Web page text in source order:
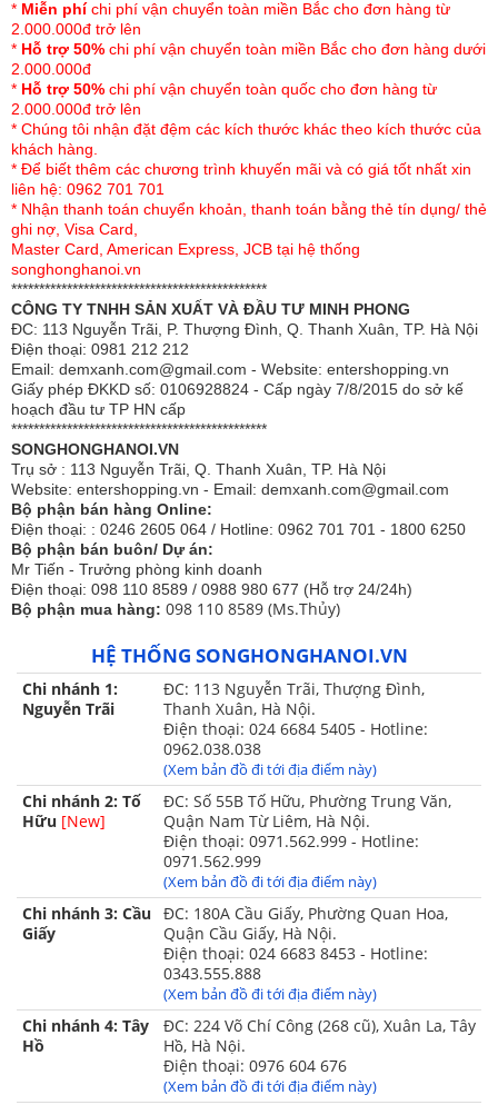
Lưới võng Ban Mai khung Vip cán thép rộng 50cm
Tham khảo thêm các sản phẩm lưới võng khác tại đây
* Miễn phíchi phí vận chuyển toàn miền Bắc cho đơn hàng từ
2.000.000đ trở lên
* Hỗ trợ 50% chi phí vận chuyển toàn miền Bắc cho đơn hàng dưới
2.000.000đ
* Hỗ trợ 50% chi phí vận chuyển toàn quốc cho đơn hàng từ
2.000.000đ trở lên
* Chúng tôi nhận đặt đệm các kích thước khác theo kích thước của
khách hàng.
* Để biết thêm các chương trình khuyến mãi và có giá tốt nhất xin
liên hệ: 0962 701 701
* Nhận thanh toán chuyển khoản, thanh toán bằng thẻ tín dụng/ thẻ
ghi nợ, Visa Card,
Master Card, American Express, JCB tại hệ thống
songhonghanoi.vn
**********************************************
CÔNG TY TNHH SẢN XUẤT VÀ ĐẦU TƯ MINH PHONG
ĐC: 113 Nguyễn Trãi, P. Thượng Đình, Q. Thanh Xuân, TP. Hà Nội
Điện thoại: 0981 212 212
Email: demxanh.com@gmail.com - Website: entershopping.vn
Giấy phép ĐKKD số: 0106928824 - Cấp ngày 7/8/2015 do sở kế
hoạch đầu tư TP HN cấp
**********************************************
SONGHONGHANOI.VN
Trụ sở : 113 Nguyễn Trãi, Q. Thanh Xuân, TP. Hà Nội
Website: entershopping.vn - Email: demxanh.com@gmail.com
Bộ phận bán hàng Online:
Điện thoại: : 0246 2605 064 / Hotline: 0962 701 701 - 1800 6250
Bộ phận bán buôn/ Dự án:
Mr Tiến - Trưởng phòng kinh doanh
Điện thoại: 098 110 8589 / 0988 980 677 (Hỗ trợ 24/24h)
Bộ phận mua hàng: 098 110 8589 (Ms.Thủy)
HỆ THỐNG SONGHONGHANOI.VN
Chi nhánh 1:
Nguyễn Trãi
ĐC: 113 Nguyễn Trãi, Thượng Đình,
Thanh Xuân, Hà Nội.
Điện thoại: 024 6684 5405 - Hotline:
0962.038.038
(Xem bản đồ đi tới địa điểm này)
Chi nhánh 2: Tố
Hữu [New]
ĐC: Số 55B Tố Hữu, Phường Trung Văn,
Quận Nam Từ Liêm, Hà Nội.
Điện thoại: 0971.562.999 - Hotline:
0971.562.999
(Xem bản đồ đi tới địa điểm này)
Chi nhánh 3: Cầu
Giấy
ĐC: 180A Cầu Giấy, Phường Quan Hoa,
Quận Cầu Giấy, Hà Nội.
Điện thoại: 024 6683 8453 - Hotline:
0343.555.888
(Xem bản đồ đi tới địa điểm này)
Chi nhánh 4: Tây
Hồ
ĐC: 224 Võ Chí Công (268 cũ), Xuân La, Tây
Hồ, Hà Nội.
Điện thoại: 0976 604 676
(Xem bản đồ đi tới địa điểm này)